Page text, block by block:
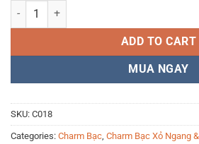
Charm bi bạc khắc hiệu ứng mắt mèo
ADD TO CART
MUA NGAY
SKU: C018
Categories: Charm Bạc, Charm Bạc Xỏ Ngang